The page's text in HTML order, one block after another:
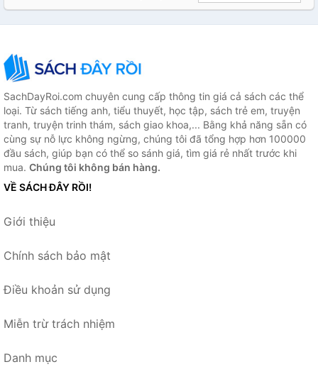
SachDayRoi.com chuyên cung cấp thông tin giá cả sách các thể
loại. Từ sách tiếng anh, tiểu thuyết, học tập, sách trẻ em, truyện
tranh, truyện trinh thám, sách giao khoa,... Bằng khả năng sẵn có
cùng sự nỗ lực không ngừng, chúng tôi đã tổng hợp hơn 100000
đầu sách, giúp bạn có thể so sánh giá, tìm giá rẻ nhất trước khi
mua. Chúng tôi không bán hàng.
VỀ SÁCH ĐÂY RỒI!
Giới thiệu
Chính sách bảo mật
Điều khoản sử dụng
Miễn trừ trách nhiệm
Danh mục